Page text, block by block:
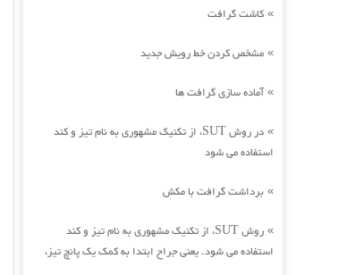
» کاشت گرافت
» مشخص کردن خط رویش جدید
»آماده سازی گرافت ها
»
در روش SUT، از تکنیک مشهوری به نام تیز و کند
استفاده می شود
» برداشت گرافت با مکش
»
روش SUT، از تکنیک مشهوری به نام تیز و کند
استفاده می شود. یعنی جراح ابتدا به کمک یک پانچ تیز،